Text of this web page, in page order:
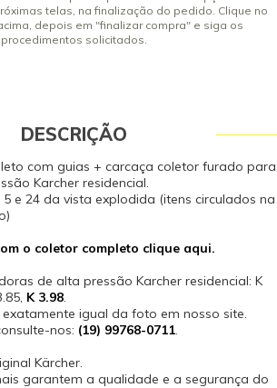
telas, na finalização do pedido. Clique no
depois em "finalizar compra" e siga os
procedimentos solicitados.
DESCRIÇÃO
com guias + carcaça coletor furado para
Karcher residencial.
e 24 da vista explodida (itens circulados na
o coletor completo clique aqui.
de alta pressão Karcher residencial: K
K 3.98.
igual da foto em nosso site.
nos: (19) 99768-0711.
Kärcher.
garantem a qualidade e a segurança do